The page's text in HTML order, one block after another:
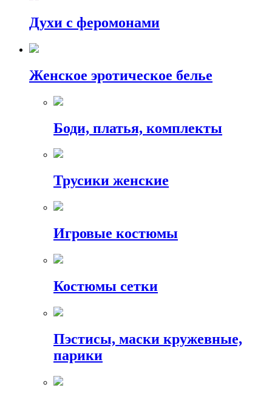
Духи с феромонами
Женское эротическое белье
Боди, платья, комплекты
Трусики женские
Игровые костюмы
Костюмы сетки
Пэстисы, маски кружевные,
парики